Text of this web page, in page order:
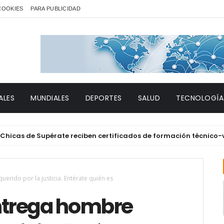
PARA PUBLICIDAD
MUNDIALES DEPORTES SALUD TECNOLOGÍA
Supérate reciben certificados de formación técnico-
por la justicia. Entérate quién es
hombre